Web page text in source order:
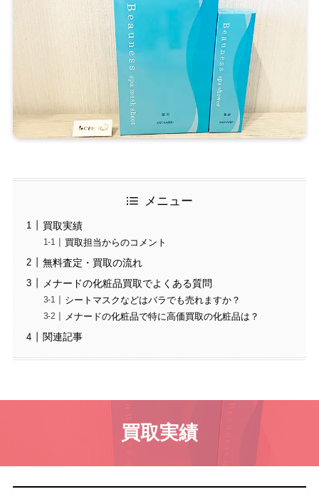
メニュー
買取実績
買取担当からのコメント
無料査定・買取の流れ
メナードの化粧品買取でよくある質問
シートマスクなどはバラでも売れますか？
メナードの化粧品で特に高価買取の化粧品は？
関連記事
買取実績